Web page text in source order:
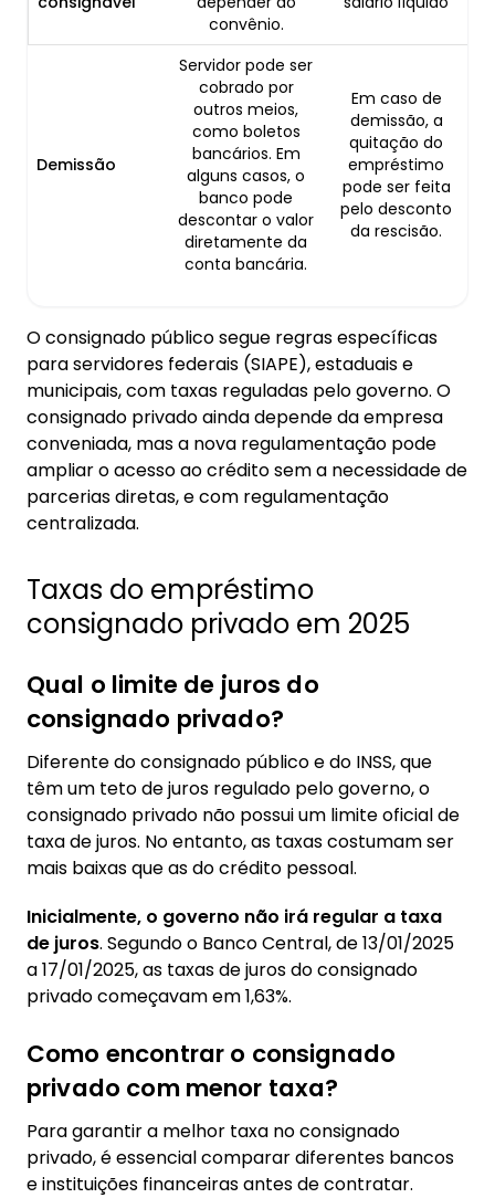
convênio.
Demissão
Servidor pode ser
cobrado por
outros meios,
como boletos
bancários. Em
alguns casos, o
banco pode
descontar o valor
diretamente da
conta bancária.
Em caso de
demissão, a
quitação do
empréstimo
pode ser feita
pelo desconto
da rescisão.
O consignado público segue regras específicas
para servidores federais (SIAPE), estaduais e
municipais, com taxas reguladas pelo governo. O
consignado privado ainda depende da empresa
conveniada, mas a nova regulamentação pode
ampliar o acesso ao crédito sem a necessidade de
parcerias diretas, e com regulamentação
centralizada.
Taxas do empréstimo
consignado privado em 2025
Qual o limite de juros do
consignado privado?
Diferente do consignado público e do INSS, que
têm um teto de juros regulado pelo governo, o
consignado privado não possui um limite oficial de
taxa de juros. No entanto, as taxas costumam ser
mais baixas que as do crédito pessoal.
Inicialmente, o governo não irá regular a taxa
de juros. Segundo o Banco Central, de 13/01/2025
a 17/01/2025, as taxas de juros do consignado
privado começavam em 1,63%.
Como encontrar o consignado
privado com menor taxa?
Para garantir a melhor taxa no consignado
privado, é essencial comparar diferentes bancos
e instituições financeiras antes de contratar.